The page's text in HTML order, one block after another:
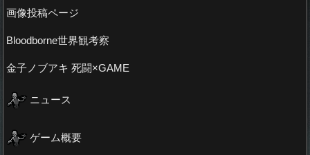
画像投稿ページ
Bloodborne世界観考察
金子ノブアキ 死闘×GAME
ニュース
ゲーム概要